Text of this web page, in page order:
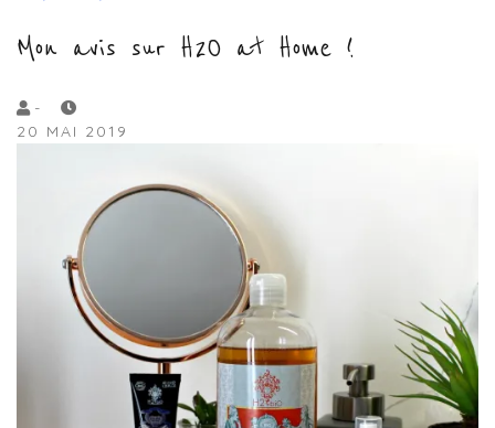
Mon avis sur H2O at Home !
by
Lola
-
20 MAI 2019